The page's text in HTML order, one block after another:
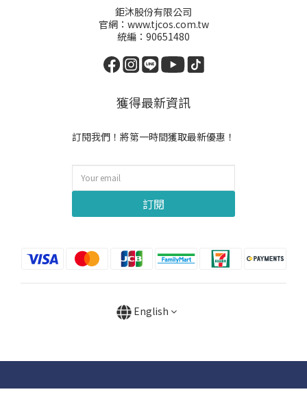
鉅沐股份有限公司
官網：www.tjcos.com.tw
統編：90651480
獲得最新資訊
訂閱我們！將第一時間獲取最新優惠！
訂閱
English